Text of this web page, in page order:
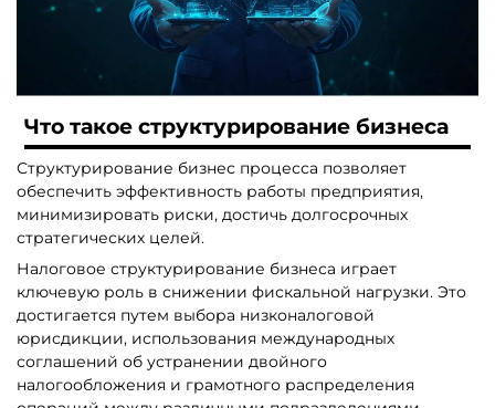
Что такое структурирование бизнеса
Структурирование бизнес процесса позволяет
обеспечить эффективность работы предприятия,
минимизировать риски, достичь долгосрочных
стратегических целей.
Налоговое структурирование бизнеса играет
ключевую роль в снижении фискальной нагрузки. Это
достигается путем выбора низконалоговой
юрисдикции, использования международных
соглашений об устранении двойного
налогообложения и грамотного распределения